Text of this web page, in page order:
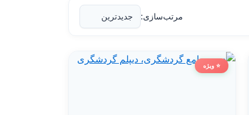
مرتب‌سازی:
⭐ ویژه